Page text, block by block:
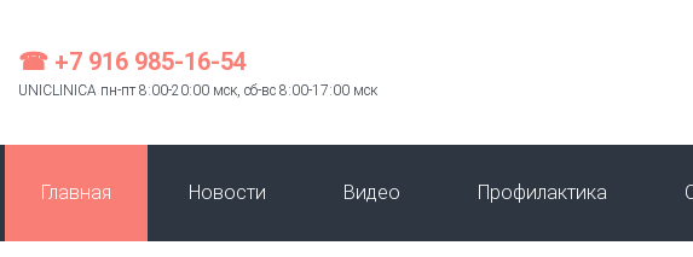
☎ +7 916 985-16-54
UNICLINICA пн-пт 8:00-20:00 мск, сб-вс 8:00-17:00 мск
Главная Новости Видео Профилактика